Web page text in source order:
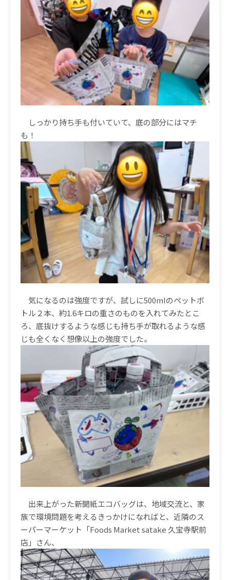
しっかり持ち手も付いていて、底の部分にはマチ
も！
気になるのは強度ですが、試しに500mlのペットボ
トル２本、約1.6キロの重さのものを入れてみたとこ
ろ、底抜けするような感じも持ち手が取れるような感
じも全くなく想像以上の強度でした。
出来上がった新聞紙エコバッグは、地域交流と、家
族で環境問題を考えるきっかけになればと、近隣のス
ーパーマーケット「Foods Market satake久宝寺駅前
店」さん、